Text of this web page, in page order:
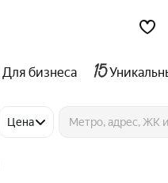
Для бизнеса
Цена